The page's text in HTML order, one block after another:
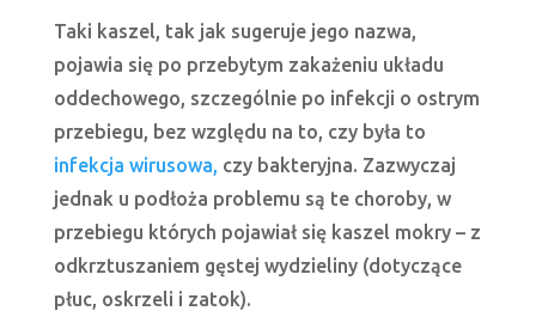
Taki kaszel, tak jak sugeruje jego nazwa,
pojawia się po przebytym zakażeniu układu
oddechowego, szczególnie po infekcji o ostrym
przebiegu, bez względu na to, czy była to
infekcja wirusowa, czy bakteryjna. Zazwyczaj
jednak u podłoża problemu są te choroby, w
przebiegu których pojawiał się kaszel mokry – z
odkrztuszaniem gęstej wydzieliny (dotyczące
płuc, oskrzeli i zatok).